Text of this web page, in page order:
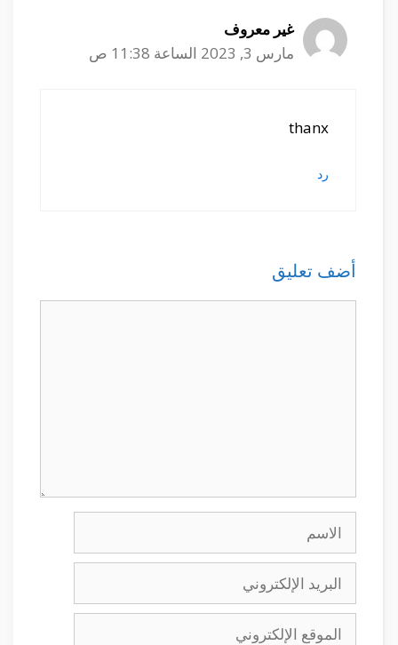
غير معروف
مارس 3, 2023 الساعة 11:38 ص
thanx
رد
أضف تعليق
الاسم
البريد
الإلكتروني
الموقع